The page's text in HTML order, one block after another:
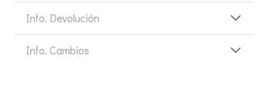
Info. Devolución
Info. Cambios